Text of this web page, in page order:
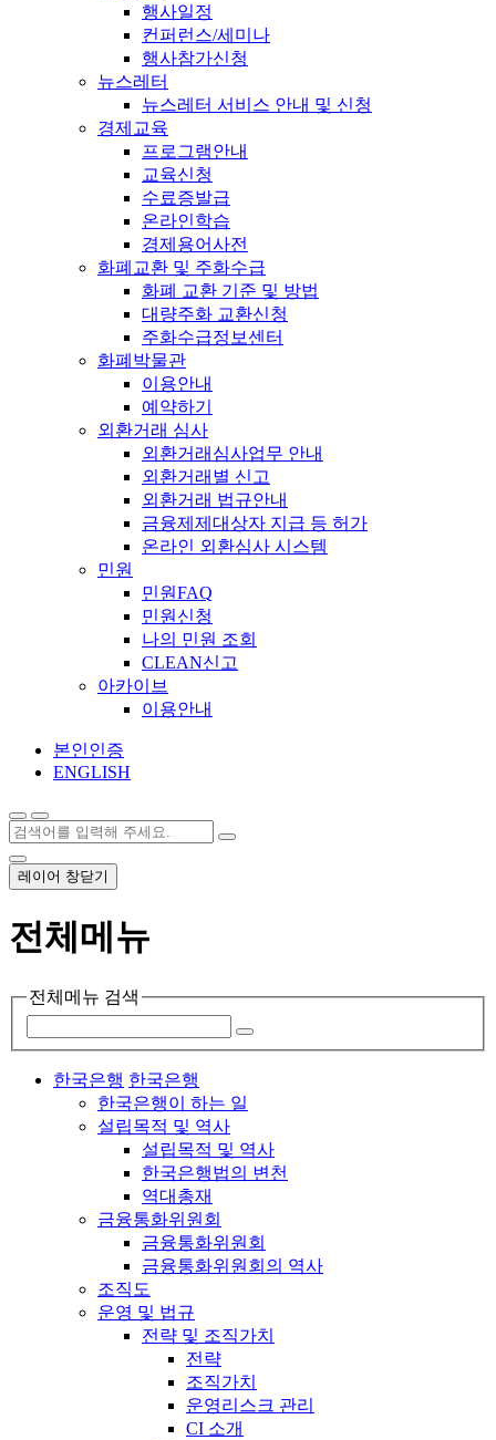
행사일정
컨퍼런스/세미나
행사참가신청
뉴스레터
뉴스레터 서비스 안내 및 신청
경제교육
프로그램안내
교육신청
수료증발급
온라인학습
경제용어사전
화폐교환 및 주화수급
화폐 교환 기준 및 방법
대량주화 교환신청
주화수급정보센터
화폐박물관
이용안내
예약하기
외환거래 심사
외환거래심사업무 안내
외환거래별 신고
외환거래 법규안내
금융제제대상자 지급 등 허가
온라인 외환심사 시스템
민원
민원FAQ
민원신청
나의 민원 조회
CLEAN신고
아카이브
이용안내
본인인증
ENGLISH
레이어 창닫기
전체메뉴
전체메뉴 검색
한국은행 한국은행
한국은행이 하는 일
설립목적 및 역사
설립목적 및 역사
한국은행법의 변천
역대총재
금융통화위원회
금융통화위원회
금융통화위원회의 역사
조직도
운영 및 법규
전략 및 조직가치
전략
조직가치
운영리스크 관리
CI 소개